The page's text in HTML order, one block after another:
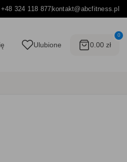
+48 324 118 877kontakt@abcfitness.pl
Ulubione
0
0.00 zł